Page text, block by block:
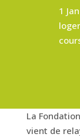
1
La
vient de